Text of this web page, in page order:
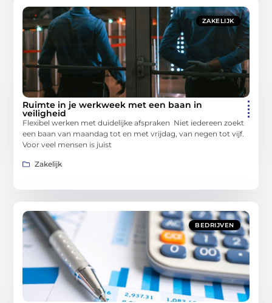
ZAKELIJK
Ruimte in je werkweek met een baan in
veiligheid
Flexibel werken met duidelijke afspraken Niet iedereen zoekt
een baan van maandag tot en met vrijdag, van negen tot vijf.
Voor veel mensen is juist
Zakelijk
BEDRIJVEN